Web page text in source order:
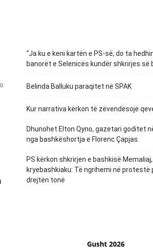
0
“Ja ku e keni kartën e PS-së, do ta
banorët e Selenicës kundër shkrirjes së
Belinda Balluku paraqitet në SPAK
Kur narrativa kërkon të zëvendësojë
Dhunohet Elton Qyno, gazetari goditet
nga bashkëshortja e Florenc Çapjas
PS kërkon shkrirjen e bashkisë Memaliaj,
kryebashkiaku: Të ngrihemi në protestë
drejtën tonë
Gusht 2026